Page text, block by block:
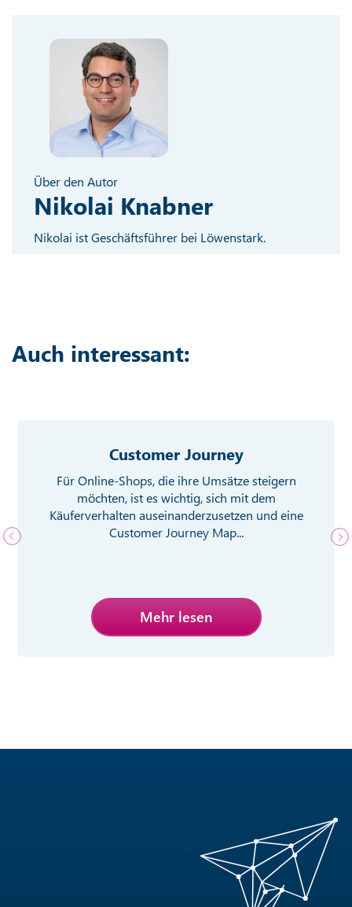
Über den Autor
Nikolai Knabner
Nikolai ist Geschäftsführer bei Löwenstark.
Auch interessant:
Customer Journey
Für Online-Shops, die ihre Umsätze steigern
möchten, ist es wichtig, sich mit dem
Käuferverhalten auseinanderzusetzen und eine
Customer Journey Map...
Mehr lesen